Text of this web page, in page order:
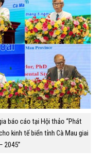
báo cáo tại Hội thảo “Phát
kinh tế biển tỉnh Cà Mau giai
2045”